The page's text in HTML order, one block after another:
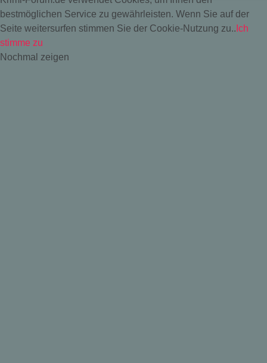
bestmöglichen Service zu gewährleisten. Wenn Sie auf der
Seite weitersurfen stimmen Sie der Cookie-Nutzung zu.. Ich
stimme zu
Nochmal zeigen